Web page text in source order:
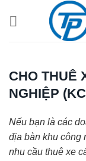
CHO THUÊ
NGHIỆP
Nếu bạn là các
địa bàn khu công
nhu cầu thuê xe